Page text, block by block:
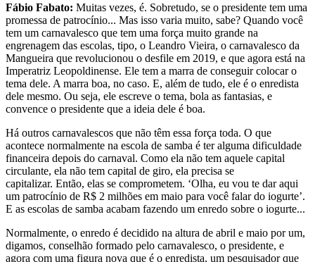
Fábio Fabato: Muitas vezes, é. Sobretudo, se o presidente tem uma
promessa de patrocínio... Mas isso varia muito, sabe? Quando você
tem um carnavalesco que tem uma força muito grande na
engrenagem das escolas, tipo, o Leandro Vieira, o carnavalesco da
Mangueira que revolucionou o desfile em 2019, e que agora está na
Imperatriz Leopoldinense. Ele tem a marra de conseguir colocar o
tema dele. A marra boa, no caso. E, além de tudo, ele é o enredista
dele mesmo. Ou seja, ele escreve o tema, bola as fantasias, e
convence o presidente que a ideia dele é boa.
Há outros carnavalescos que não têm essa força toda. O que
acontece normalmente na escola de samba é ter alguma dificuldade
financeira depois do carnaval. Como ela não tem aquele capital
circulante, ela não tem capital de giro, ela precisa se
capitalizar. Então, elas se comprometem. ‘Olha, eu vou te dar aqui
um patrocínio de R$ 2 milhões em maio para você falar do iogurte’.
E as escolas de samba acabam fazendo um enredo sobre o iogurte...
Normalmente, o enredo é decidido na altura de abril e maio por um,
digamos, conselhão formado pelo carnavalesco, o presidente, e
agora com uma figura nova que é o enredista, um pesquisador que